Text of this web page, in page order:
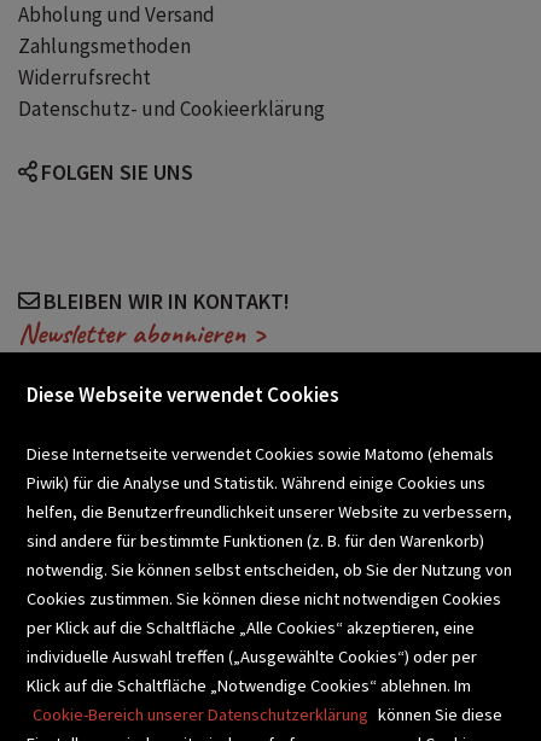
New Adult mit Found Family
Liebesgeschichte für junge Erwachsene
Abholung und Versand
Zahlungsmethoden
Widerrufsrecht
Datenschutz- und Cookieerklärung
FOLGEN SIE UNS
BLEIBEN WIR IN KONTAKT!
Newsletter abonnieren >
SCHULBUCHSERVICE
BUCHEMPFEHLUNGEN
BIBLIOTHEKSSERVICE
Diese Webseite verwendet Cookies
Diese Internetseite verwendet Cookies sowie Matomo (ehemals
Piwik) für die Analyse und Statistik. Während einige Cookies uns
helfen, die Benutzerfreundlichkeit unserer Website zu verbessern,
sind andere für bestimmte Funktionen (z. B. für den Warenkorb)
notwendig. Sie können selbst entscheiden, ob Sie der Nutzung von
Cookies zustimmen. Sie können diese nicht notwendigen Cookies
per Klick auf die Schaltfläche „Alle Cookies“ akzeptieren, eine
individuelle Auswahl treffen („Ausgewählte Cookies“) oder per
Klick auf die Schaltfläche „Notwendige Cookies“ ablehnen. Im
Cookie-Bereich unserer Datenschutzerklärung können Sie diese